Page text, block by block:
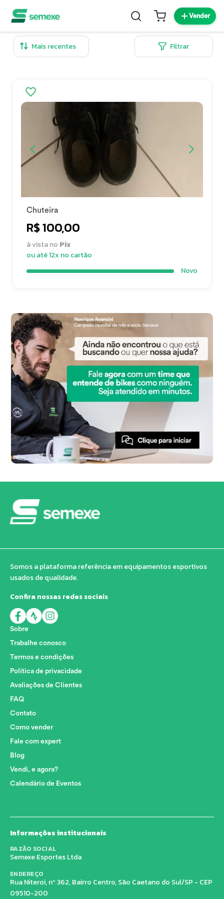
Vender
Filtrar
Chuteira
R$ 100,00
à vista no Pix
ou até 12x no cartão
Novo
Somos a plataforma referência em equipamentos esportivos
usados de qualidade.
Confira nossas redes sociais
Sobre
Trabalhe conosco
Termos e condições
Política de privacidade
Avaliações de Clientes
FAQ
Contato
Como vender
Fale com expert
Blog
Vendi, e agora?
Calendário de Eventos
Informações institucionais
RAZÃO SOCIAL
Semexe Esportes Ltda
ENDEREÇO
Rua Niteroi, nº 362, Bairro Centro, São Caetano do Sul/SP - CEP
09510-200